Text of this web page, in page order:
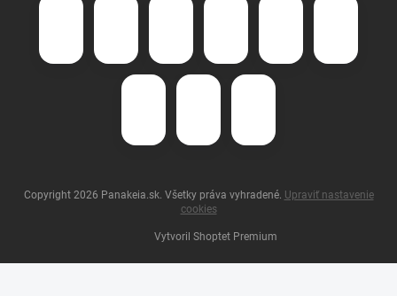
Vytvoril Shoptet Premium
Copyright 2026 Panakeia.sk. Všetky práva vyhradené. Upraviť nastavenie
cookies